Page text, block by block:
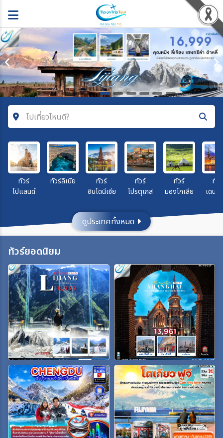
ไปเที่ยวไหนดี?
ค้นหาโปรแกรมทัวร์
คำค้นหา
เมือง
สายการบิน
ตั้งแต่วันที่
ถึงวันที่
เฉพาะเดือน
ทัวร์
โปแลนด์
ทัวร์ลิเบีย
ทัวร์
อินโดนีเซีย
ทัวร์
โปรตุเกส
ทัวร์
มองโกเลีย
ทัวร์
เดนม
ดูประเทศทั้งหมด
ทัวร์ยอดนิยม